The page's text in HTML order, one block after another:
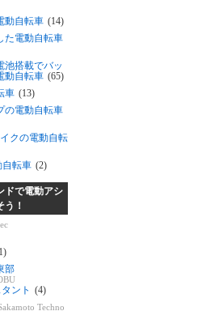
動自転車 (14)
た電動自転車
池搭載でバッ
動自転車 (65)
車 (13)
の電動自転車
クの電動自転
自転車 (2)
ドで電動アシ
う！
部
ント (4)
Techno